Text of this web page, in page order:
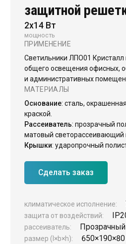
Новинки
Общественное освещение
Промышленное освещение
ЖКХ освещение
Торговое модульное освещение
Уличное освещение
Облучатели
Прожекторное освещение
Освещение информационных и
Комплектующие для светильников
защитной
2х14 Вт
мощность
ПРИМЕНЕНИЕ
Светильники ЛПО01
общего освещения офисных,
и административных
МАТЕРИАЛЫ
Основание: сталь,
краской.
Рассеиватель: прозрачный
матовый светорассеивающий
Крышки: ударопрочный
Сделать заказ
климатическое исполнение:
защита от воздействий:
рассеиватель: Прозрачный
размер (l×b×h):